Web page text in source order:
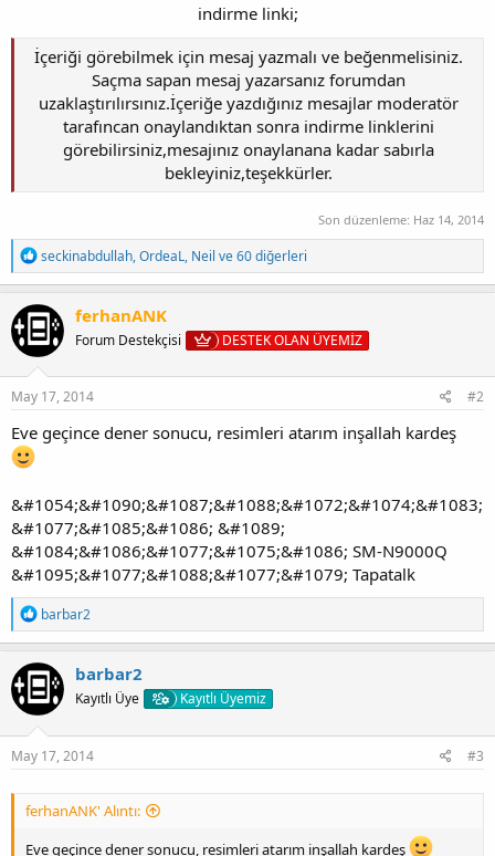
indirme linki;
İçeriği görebilmek için mesaj yazmalı ve beğenmelisiniz.
Saçma sapan mesaj yazarsanız forumdan
uzaklaştırılırsınız.İçeriğe yazdığınız mesajlar moderatör
tarafıncan onaylandıktan sonra indirme linklerini
görebilirsiniz,mesajınız onaylanana kadar sabırla
bekleyiniz,teşekkürler.
Son düzenleme: Haz 14, 2014
T
e
p
k
i
l
e
r
:
seckinabdullah,OrdeaL, Neil ve 60 diğerleri
ferhanANK
Forum Destekçisi DESTEK OLAN ÜYEMİZ
May 17, 2014 #2
Eve geçince dener sonucu, resimleri atarım inşallah kardeş
&#1054;&#1090;&#1087;&#1088;&#1072;&#1074;&#1083;
&#1077;&#1085;&#1086; &#1089;
&#1084;&#1086;&#1077;&#1075;&#1086; SM-N9000Q
&#1095;&#1077;&#1088;&#1077;&#1079; Tapatalk
T
e
p
k
i
l
e
r
:
barbar2
barbar2
Kayıtlı Üye Kayıtlı Üyemiz
May 17, 2014 #3
ferhanANK' Alıntı:
Eve geçince dener sonucu, resimleri atarım inşallah kardeş